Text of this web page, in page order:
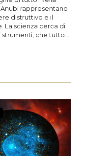
rappresentano
distruttivo e il
La scienza cerca di
strumenti, che tutto…